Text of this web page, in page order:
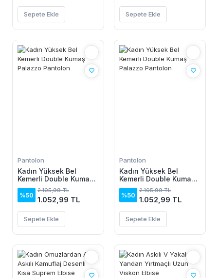
Sepete Ekle Sepete Ekle
Pantolon
Kadın Yüksek Bel
Kemerli Double Kumaş
Palazzo Pantolon
%50
2.105,99 TL
1.052,99 TL
Sepete Ekle
Pantolon
Kadın Yüksek Bel
Kemerli Double Kumaş
Palazzo Pantolon
%50
2.105,99 TL
1.052,99 TL
Sepete Ekle